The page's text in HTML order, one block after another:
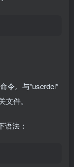
令。与”userdel”
件。
语法：